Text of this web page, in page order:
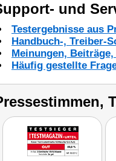
und
Testergebnisse aus
Handbuch-, Treiber-
Meinungen,
Häufig gestellte